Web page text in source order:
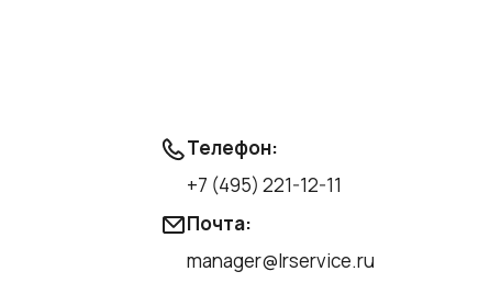
Телефон:
+7 (495) 221-12-11
Почта:
manager@lrservice.ru